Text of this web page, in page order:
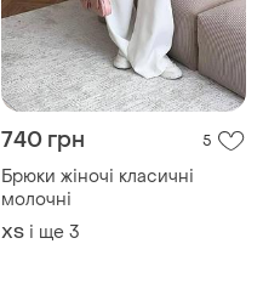
740 грн 5
Брюки жіночі класичні
молочні
ХS і ще 3